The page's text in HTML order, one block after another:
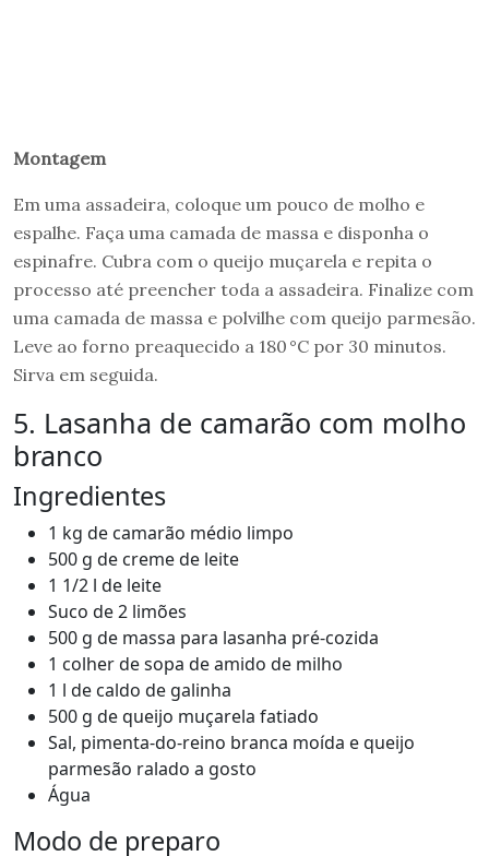
Montagem
Em uma assadeira, coloque um pouco de molho e
espalhe. Faça uma camada de massa e disponha o
espinafre. Cubra com o queijo muçarela e repita o
processo até preencher toda a assadeira. Finalize com
uma camada de massa e polvilhe com queijo parmesão.
Leve ao forno preaquecido a 180 °C por 30 minutos.
Sirva em seguida.
5. Lasanha de camarão com molho
branco
Ingredientes
1 kg de camarão médio limpo
500 g de creme de leite
1 1/2 l de leite
Suco de 2 limões
500 g de massa para lasanha pré-cozida
1 colher de sopa de amido de milho
1 l de caldo de galinha
500 g de queijo muçarela fatiado
Sal, pimenta-do-reino branca moída e queijo
parmesão ralado a gosto
Água
Modo de preparo